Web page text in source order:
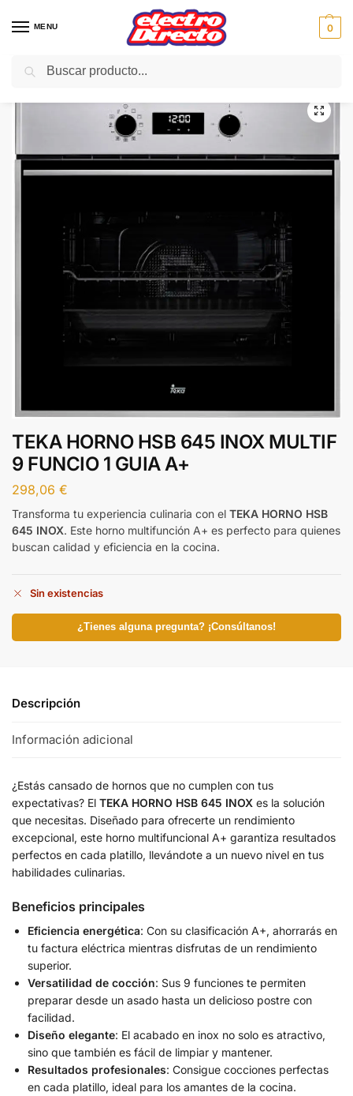
MENU 0
Inicio Gama blanca Hornos
TEKA HORNO HSB 645 INOX MULTIF
9 FUNCIO 1 GUIA A+
298,06 €
Transforma tu experiencia culinaria con el TEKA HORNO HSB
645 INOX. Este horno multifunción A+ es perfecto para quienes
buscan calidad y eficiencia en la cocina.
Sin existencias
¿Tienes alguna pregunta? ¡Consúltanos!
Descripción
Información adicional
¿Estás cansado de hornos que no cumplen con tus
expectativas? El TEKA HORNO HSB 645 INOX es la solución
que necesitas. Diseñado para ofrecerte un rendimiento
excepcional, este horno multifuncional A+ garantiza resultados
perfectos en cada platillo, llevándote a un nuevo nivel en tus
habilidades culinarias.
Beneficios principales
Eficiencia energética: Con su clasificación A+, ahorrarás en
tu factura eléctrica mientras disfrutas de un rendimiento
superior.
Versatilidad de cocción: Sus 9 funciones te permiten
preparar desde un asado hasta un delicioso postre con
facilidad.
Diseño elegante: El acabado en inox no solo es atractivo,
sino que también es fácil de limpiar y mantener.
Resultados profesionales: Consigue cocciones perfectas
en cada platillo, ideal para los amantes de la cocina.